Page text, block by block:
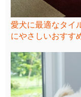
愛犬に最適なタイ
にやさしいおすす